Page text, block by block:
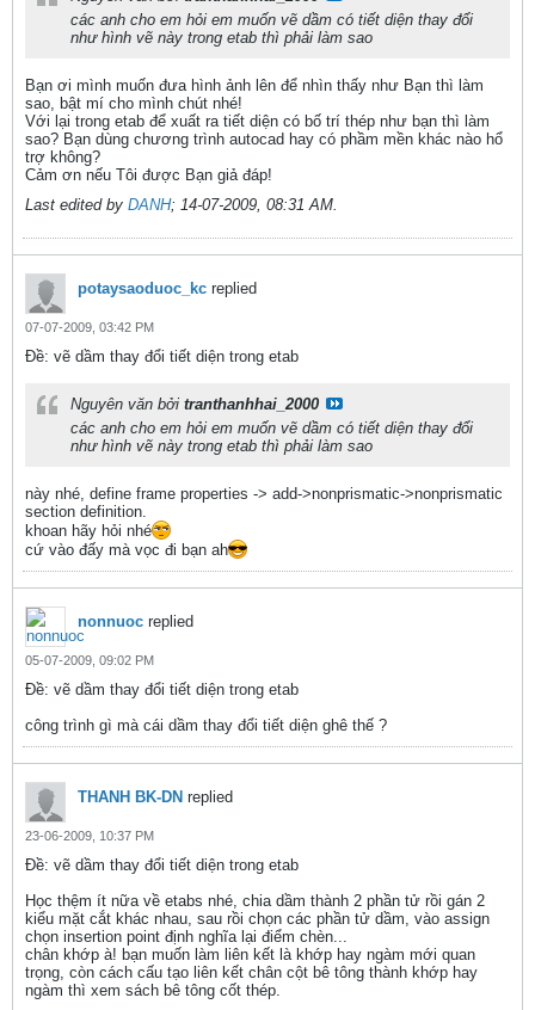
các anh cho em hỏi em muốn vẽ dầm có tiết diện thay đổi
như hình vẽ này trong etab thì phải làm sao
Bạn ơi mình muốn đưa hình ảnh lên để nhìn thấy như Bạn thì làm
sao, bật mí cho mình chút nhé!
Với lại trong etab để xuất ra tiết diện có bố trí thép như bạn thì làm
sao? Bạn dùng chương trình autocad hay có phầm mền khác nào hổ
trợ không?
Cảm ơn nếu Tôi được Bạn giả đáp!
Last edited by DANH; 14-07-2009, 08:31 AM.
potaysaoduoc_kc replied
07-07-2009, 03:42 PM
Ðề: vẽ dầm thay đổi tiết diện trong etab
Nguyên văn bởi tranthanhhai_2000
các anh cho em hỏi em muốn vẽ dầm có tiết diện thay đổi
như hình vẽ này trong etab thì phải làm sao
này nhé, define frame properties -> add->nonprismatic->nonprismatic
section definition.
khoan hãy hỏi nhé
cứ vào đấy mà vọc đi bạn ah
nonnuoc replied
05-07-2009, 09:02 PM
Ðề: vẽ dầm thay đổi tiết diện trong etab
công trình gì mà cái dầm thay đổi tiết diện ghê thế ?
THANH BK-DN replied
23-06-2009, 10:37 PM
Ðề: vẽ dầm thay đổi tiết diện trong etab
Học thệm ít nữa về etabs nhé, chia dầm thành 2 phần tử rồi gán 2
kiểu mặt cắt khác nhau, sau rồi chọn các phần tử dầm, vào assign
chọn insertion point định nghĩa lại điểm chèn...
chân khớp à! bạn muốn làm liên kết là khớp hay ngàm mới quan
trọng, còn cách cấu tạo liên kết chân cột bê tông thành khớp hay
ngàm thì xem sách bê tông cốt thép.